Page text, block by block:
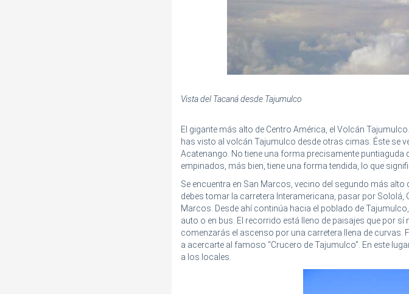
Vista del Tacaná desde Tajumulco
El gigante más alto de Centro América, el Volcán
has visto al volcán Tajumulco desde otras cimas. Éste se
Acatenango. No tiene una forma precisamente puntiaguda
empinados, más bien, tiene una forma tendida, lo que
Se encuentra en San Marcos, vecino del segundo más alto
debes tomar la carretera Interamericana, pasar por Sololá,
Marcos. Desde ahí continúa hacia el poblado de
auto o en bus. El recorrido está lleno de paisajes que por
comenzarás el ascenso por una carretera llena de curvas.
a acercarte al famoso “Crucero de Tajumulco”. En este
a los locales.